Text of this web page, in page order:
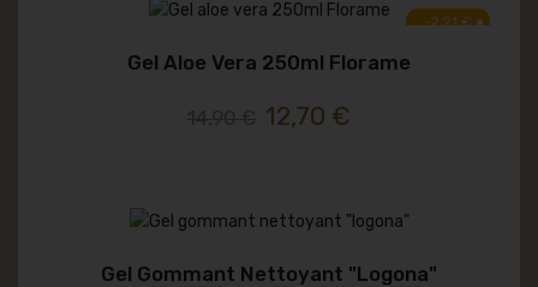
-2,21 €
Gel Aloe Vera 250ml Florame
12,70 €
Gel Gommant Nettoyant "logona"